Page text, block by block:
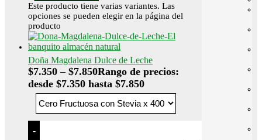
Este producto tiene varias variantes. Las
opciones se pueden elegir en la página del
producto
Doña Magdalena Dulce de Leche
$7.350 – $7.850Rango de precios:
desde $7.350 hasta $7.850
-